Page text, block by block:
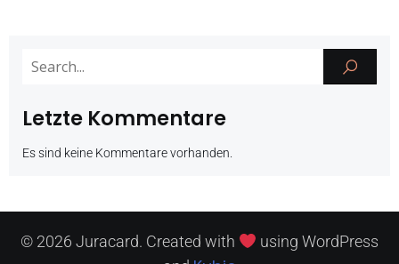
Letzte Kommentare
Es sind keine Kommentare vorhanden.
© 2026 Juracard. Created with
using WordPress